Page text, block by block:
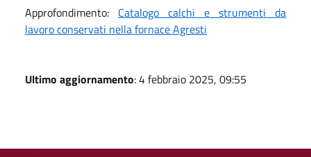
Approfondimento: Catalogo calchi e strumenti da
lavoro conservati nella fornace Agresti
Ultimo aggiornamento: 4 febbraio 2025, 09:55